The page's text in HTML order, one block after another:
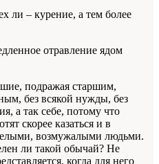
ли – курение, а тем более
отравление ядом
подражая старшим,
без всякой нужды, без
а так себе, потому что
скорее казаться и в
возмужалыми людьми.
ли такой обычай? Не
когда для него